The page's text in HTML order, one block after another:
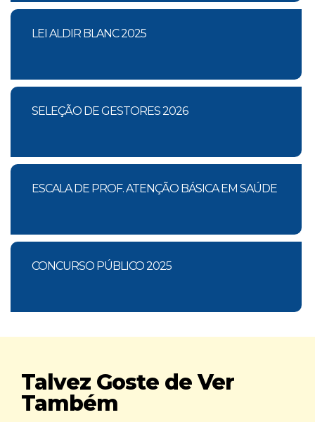
LEI ALDIR BLANC 2025
SELEÇÃO DE GESTORES 2026
ESCALA DE PROF. ATENÇÃO BÁSICA EM SAÚDE
CONCURSO PÚBLICO 2025
Talvez Goste de Ver
Também